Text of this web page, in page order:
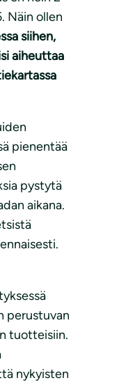
Näin ollen
siihen,
aiheuttaa
pienentää
pystytä
aikana.
perustuvan
tuotteisiin.
nykyisten